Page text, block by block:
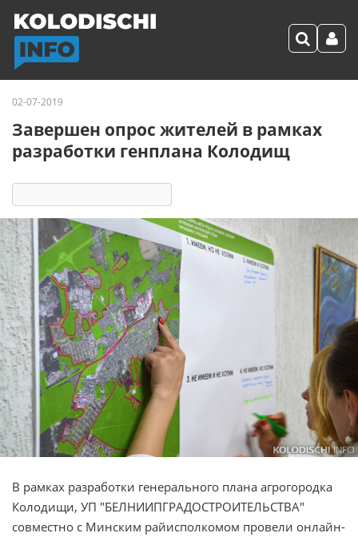
02-07-2019
Завершен опрос жителей в рамках
разработки генплана Колодищ
В рамках разработки генерального плана агрогородка
Колодищи, УП "БЕЛНИИПГРАДОСТРОИТЕЛЬСТВА"
совместно с Минским райисполкомом провели онлайн-